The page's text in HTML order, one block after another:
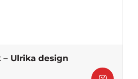
– Ulrika design